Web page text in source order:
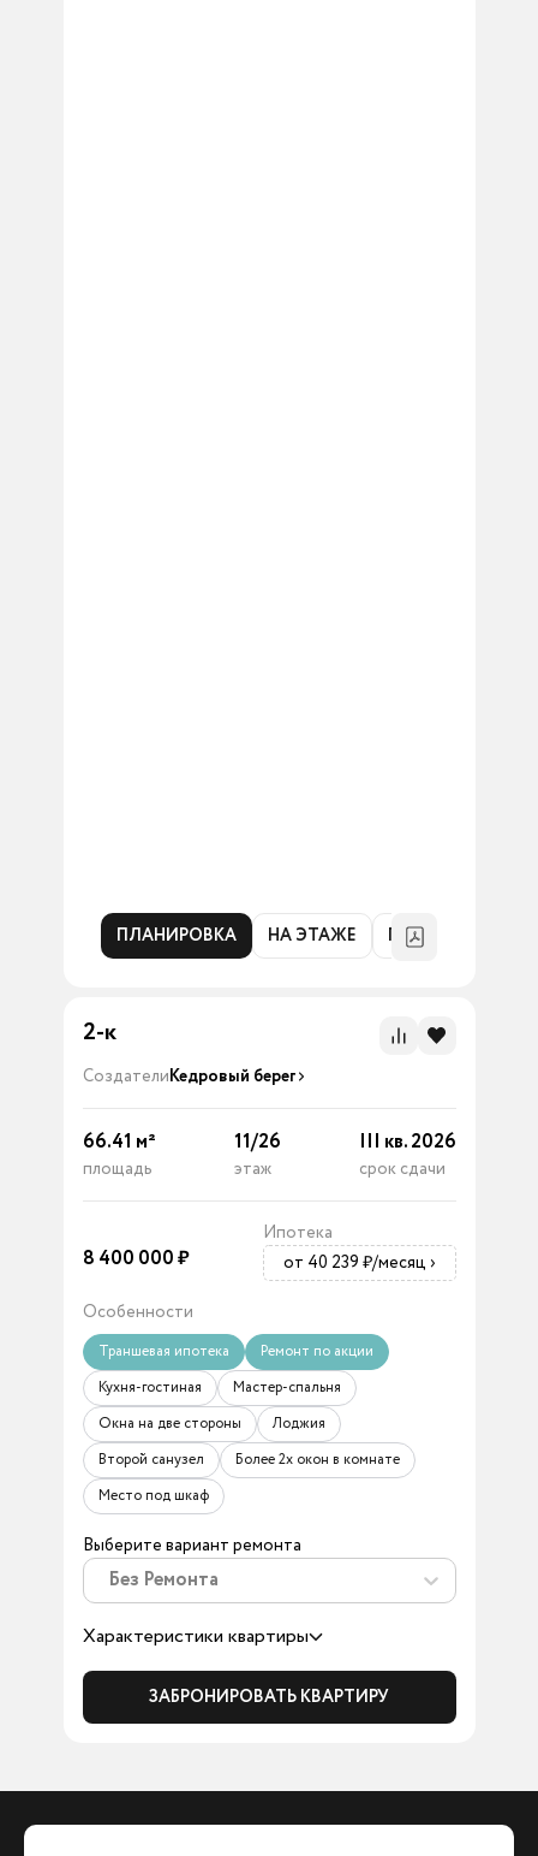
ПЛАНИРОВКА НА ЭТАЖЕ ГЕНПЛАН
2-к
СоздателиКедровый берег
66.41 м²
площадь
11/26
этаж
III кв. 2026
срок сдачи
8 400 000₽
Ипотека
от 40 239 ₽/месяц ›
Особенности
Траншевая ипотека
Ремонт по акции
Кухня-гостиная
Мастер-спальня
Окна на две стороны
Лоджия
Второй санузел
Более 2х окон в комнате
Место под шкаф
Выберите вариант ремонта
Без Ремонта
Характеристики квартиры
ЗАБРОНИРОВАТЬ КВАРТИРУ